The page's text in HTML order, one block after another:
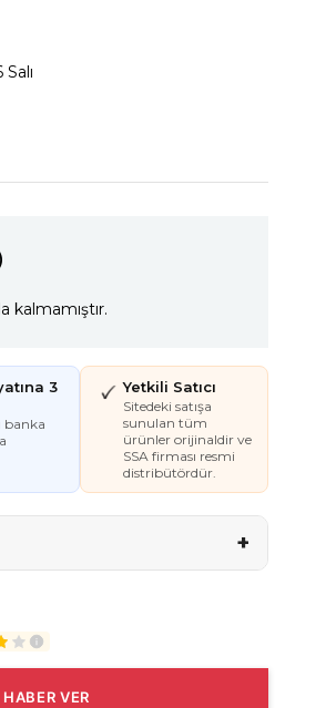
kalmamıştır.
3
banka
Yetkili Satıcı
Sitedeki satışa
sunulan tüm
ürünler orijinaldir ve
SSA firması resmi
distribütördür.
+
VER